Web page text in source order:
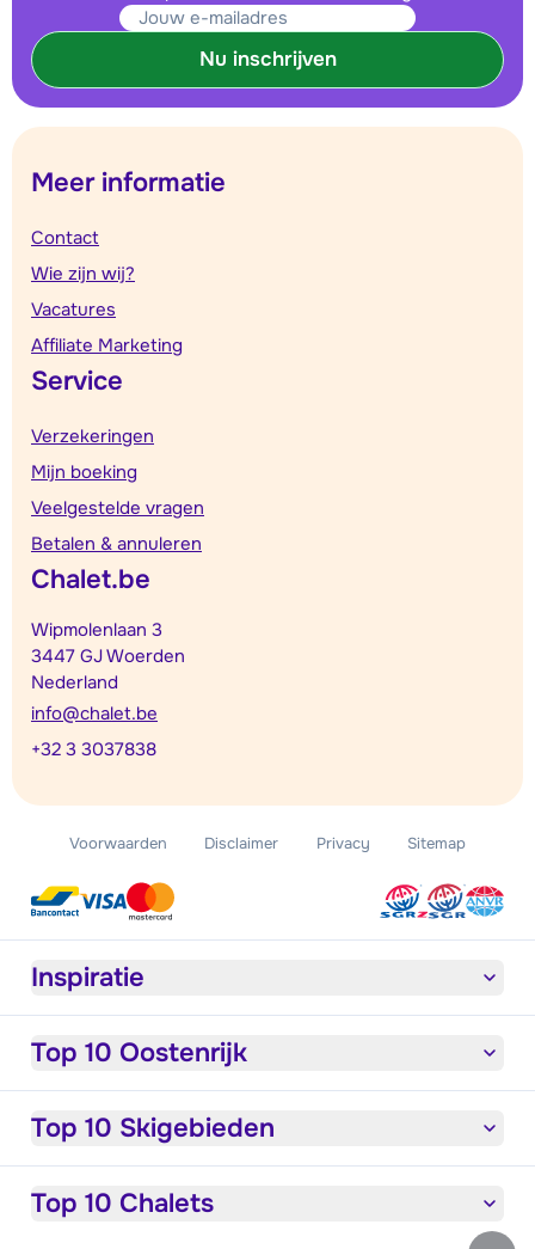
Nu inschrijven
Meer informatie
Contact
Wie zijn wij?
Vacatures
Affiliate Marketing
Service
Verzekeringen
Mijn boeking
Veelgestelde vragen
Betalen & annuleren
Chalet.be
Wipmolenlaan 3
3447 GJ Woerden
Nederland
info@chalet.be
+32 3 3037838
Voorwaarden Disclaimer Privacy Sitemap
Inspiratie
Top 10 Oostenrijk
Top 10 Skigebieden
Top 10 Chalets